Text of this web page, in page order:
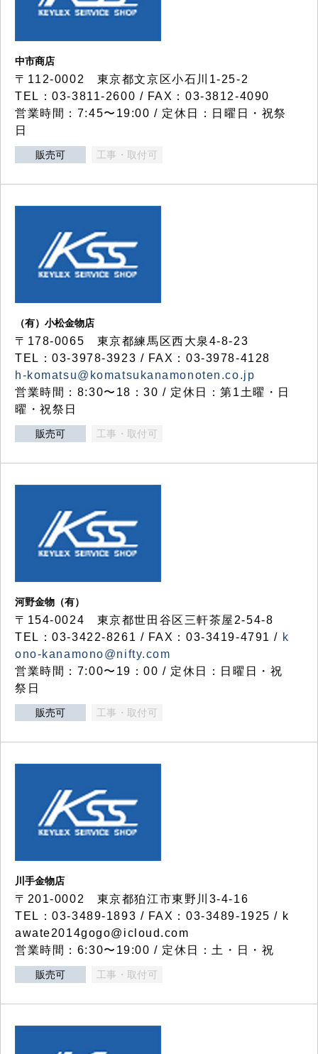
中市商店
〒112-0002 東京都文京区小石川1-25-2
TEL：03-3811-2600 / FAX：03-3812-4090
営業時間：7:45〜19:00 / 定休日：日曜日・祝祭
日
販売可 工事・取付可
（有）小松金物店
〒178-0065 東京都練馬区西大泉4-8-23
TEL：03-3978-3923 / FAX：03-3978-4128
h-komatsu@komatsukanamonoten.co.jp
営業時間：8:30〜18：30 / 定休日：第1土曜・日
曜・祝祭日
販売可 工事・取付可
河野金物（有）
〒154-0024 東京都世田谷区三軒茶屋2-54-8
TEL：03-3422-8261 / FAX：03-3419-4791 / k
ono-kanamono@nifty.com
営業時間：7:00〜19：00 / 定休日：日曜日・祝
祭日
販売可 工事・取付可
川手金物店
〒201-0002 東京都狛江市東野川3-4-16
TEL：03-3489-1893 / FAX：03-3489-1925 / k
awate2014gogo@icloud.com
営業時間：6:30〜19:00 / 定休日：土・日・祝
販売可 工事・取付可